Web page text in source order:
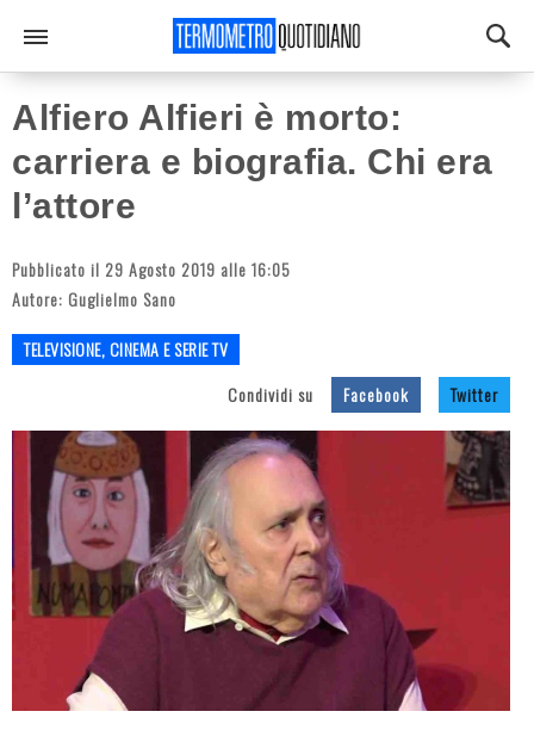
Alfiero Alfieri è morto:
carriera e biografia. Chi era
l’attore
Pubblicato il 29 Agosto 2019 alle 16:05
Autore: Guglielmo Sano
TELEVISIONE, CINEMA E SERIE TV
Condividi su
Facebook Twitter